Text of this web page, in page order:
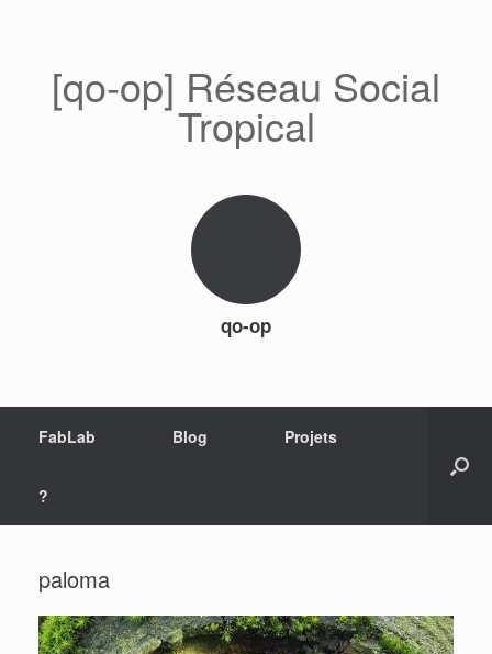
[qo-op] Réseau Social
Tropical
qo-op
FabLab Blog Projets
?
paloma